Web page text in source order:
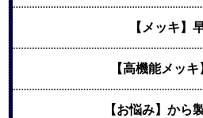
【メッキ】
【高機能メッ
【お悩み】から